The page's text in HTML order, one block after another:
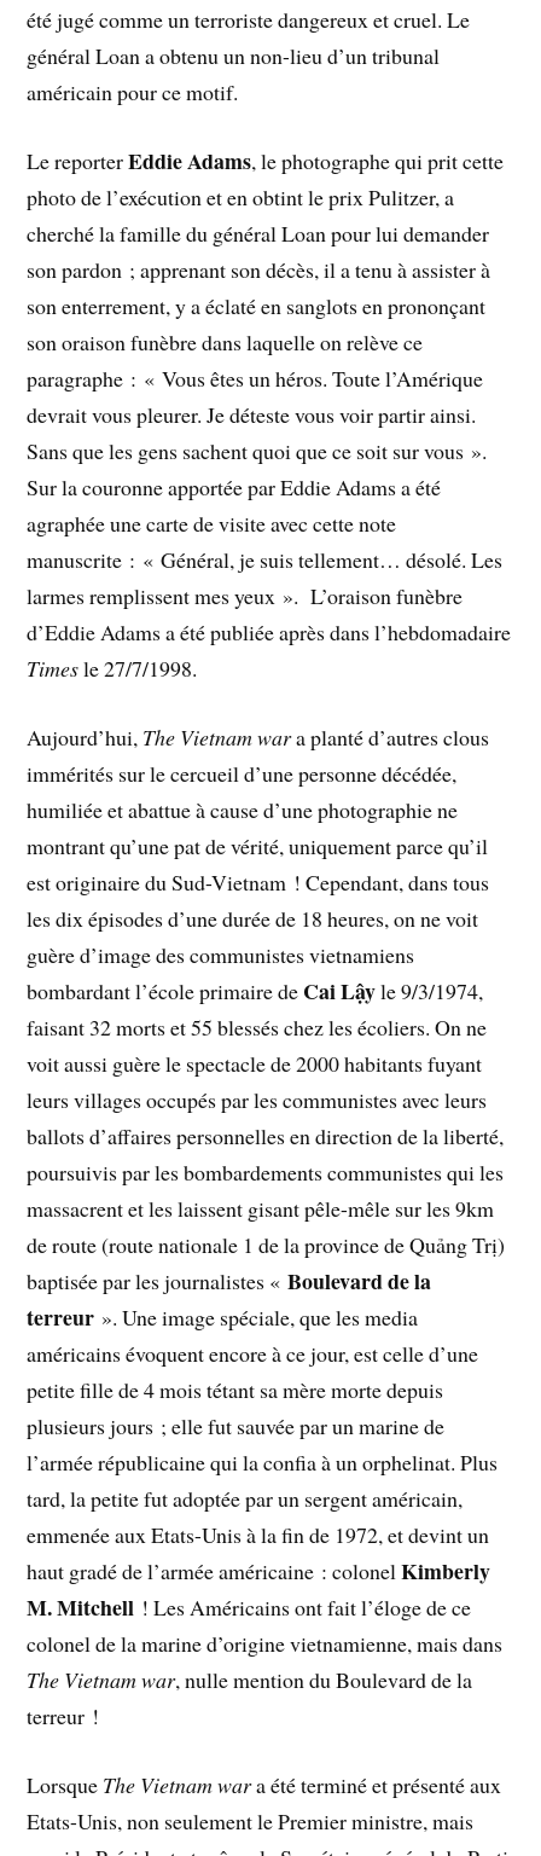
été jugé comme un terroriste dangereux et cruel. Le
général Loan a obtenu un non-lieu d’un tribunal
américain pour ce motif.
Le reporterEddie Adams, le photographe qui prit cette
photo de l’exécution et en obtint le prix Pulitzer, a
cherché la famille du général Loan pour lui demander
son pardon ; apprenant son décès, il a tenu à assister à
son enterrement, y a éclaté en sanglots en prononçant
son oraison funèbre dans laquelle on relève ce
paragraphe : « Vous êtes un héros. Toute l’Amérique
devrait vous pleurer. Je déteste vous voir partir ainsi.
Sans que les gens sachent quoi que ce soit sur vous ».
Sur la couronne apportée par Eddie Adams a été
agraphée une carte de visite avec cette note
manuscrite : « Général, je suis tellement… désolé. Les
larmes remplissent mes yeux ». L’oraison funèbre
d’Eddie Adams a été publiée après dans l’hebdomadaire
Timesle 27/7/1998.
Aujourd’hui, The Vietnam wara planté d’autres clous
immérités sur le cercueil d’une personne décédée,
humiliée et abattue à cause d’une photographie ne
montrant qu’une pat de vérité, uniquement parce qu’il
est originaire du Sud-Vietnam ! Cependant, dans tous
les dix épisodes d’une durée de 18 heures, on ne voit
guère d’image des communistes vietnamiens
bombardant l’école primaire de Cai Lậyle 9/3/1974,
faisant 32 morts et 55 blessés chez les écoliers. On ne
voit aussi guère le spectacle de 2000 habitants fuyant
leurs villages occupés par les communistes avec leurs
ballots d’affaires personnelles en direction de la liberté,
poursuivis par les bombardements communistes qui les
massacrent et les laissent gisant pêle-mêle sur les 9km
de route (route nationale 1 de la province de Quảng Trị)
baptisée par les journalistes « Boulevard de la
terreur ». Une image spéciale, que les media
américains évoquent encore à ce jour, est celle d’une
petite fille de 4 mois tétant sa mère morte depuis
plusieurs jours ; elle fut sauvée par un marine de
l’armée républicaine qui la confia à un orphelinat. Plus
tard, la petite fut adoptée par un sergent américain,
emmenée aux Etats-Unis à la fin de 1972, et devint un
haut gradé de l’armée américaine : colonelKimberly
M. Mitchell ! Les Américains ont fait l’éloge de ce
colonel de la marine d’origine vietnamienne, mais dans
The Vietnam war, nulle mention du Boulevard de la
terreur !
Lorsque The Vietnam wara été terminé et présenté aux
Etats-Unis, non seulement le Premier ministre, mais